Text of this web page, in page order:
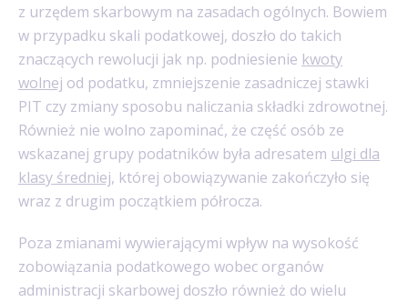
z urzędem skarbowym na zasadach ogólnych. Bowiem
w przypadku skali podatkowej, doszło do takich
znaczących rewolucji jak np. podniesienie kwoty
wolnej od podatku, zmniejszenie zasadniczej stawki
PIT czy zmiany sposobu naliczania składki zdrowotnej.
Również nie wolno zapominać, że część osób ze
wskazanej grupy podatników była adresatem ulgi dla
klasy średniej, której obowiązywanie zakończyło się
wraz z drugim początkiem półrocza.
Poza zmianami wywierającymi wpływ na wysokość
zobowiązania podatkowego wobec organów
administracji skarbowej doszło również do wielu